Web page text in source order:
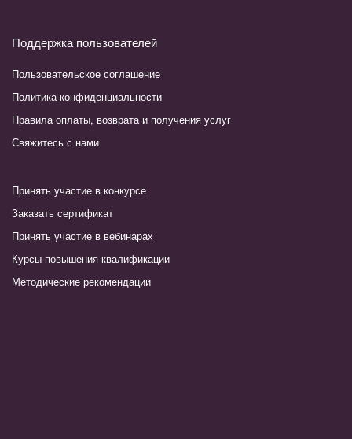
Поддержка пользователей
Пользовательское соглашение
Политика конфиденциальности
Правила оплаты, возврата и получения услуг
Свяжитесь с нами
Принять участие в конкурсе
Заказать сертификат
Принять участие в вебинарах
Курсы повышения квалификации
Методические рекомендации